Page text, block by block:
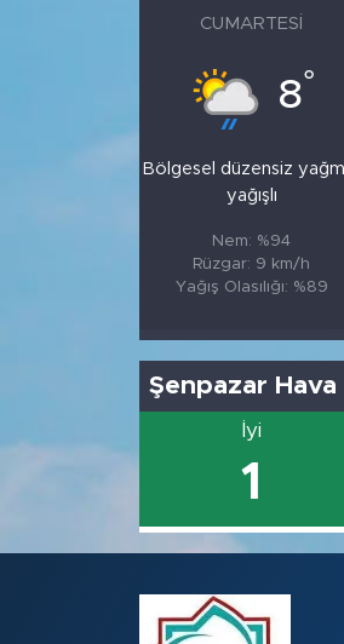
CUMARTESI
8°
Bölgesel düzensiz
yağışlı
Nem: %94
Rüzgar: 9 km/h
Yağış Olasılığı: %89
Şenpazar
İyi
1